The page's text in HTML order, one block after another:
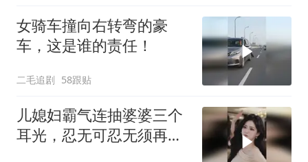
女骑车撞向右转弯的豪
车，这是谁的责任！
二毛追剧 58跟贴
儿媳妇霸气连抽婆婆三个
耳光，忍无可忍无须再